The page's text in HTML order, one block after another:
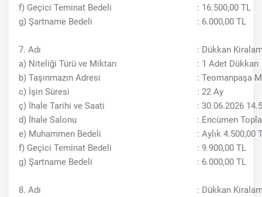
f) Geçici Teminat Bedeli
: 16.500,00 TL
g) Şartname Bedeli
: 6.000,00 TL
7. Adı
: Dükkan
a) Niteliği Türü ve Miktarı
: 1 Adet Dükkan
b) Taşınmazın Adresi
: Teomanpaşa
c) İşin Süresi
: 22 Ay
ç) İhale Tarihi ve Saati
: 30.06.2026
d) İhale Salonu
: Encümen
e) Muhammen Bedeli
: Aylık 4.500,00
f) Geçici Teminat Bedeli
: 9.900,00 TL
g) Şartname Bedeli
: 6.000,00 TL
8. Adı
: Dükkan